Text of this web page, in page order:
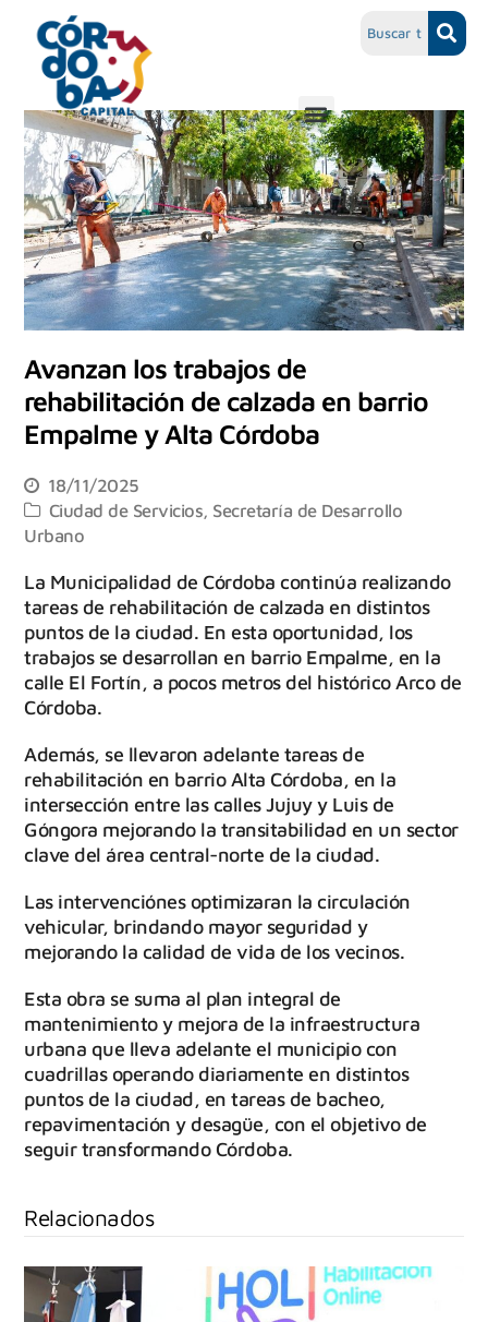
Avanzan los trabajos de
rehabilitación de calzada en barrio
Empalme y Alta Córdoba
18/11/2025
Ciudad de Servicios Secretaría de Desarrollo
Urbano
La Municipalidad de Córdoba continúa realizando
tareas de rehabilitación de calzada en distintos
puntos de la ciudad. En esta oportunidad, los
trabajos se desarrollan en barrio Empalme, en la
calle El Fortín, a pocos metros del histórico Arco de
Córdoba.
Además, se llevaron adelante tareas de
rehabilitación en barrio Alta Córdoba, en la
intersección entre las calles Jujuy y Luis de
Góngora mejorando la transitabilidad en un sector
clave del área central-norte de la ciudad.
Las intervenciónes optimizaran la circulación
vehicular, brindando mayor seguridad y
mejorando la calidad de vida de los vecinos.
Esta obra se suma al plan integral de
mantenimiento y mejora de la infraestructura
urbana que lleva adelante el municipio con
cuadrillas operando diariamente en distintos
puntos de la ciudad, en tareas de bacheo,
repavimentación y desagüe, con el objetivo de
seguir transformando Córdoba.
Relacionados